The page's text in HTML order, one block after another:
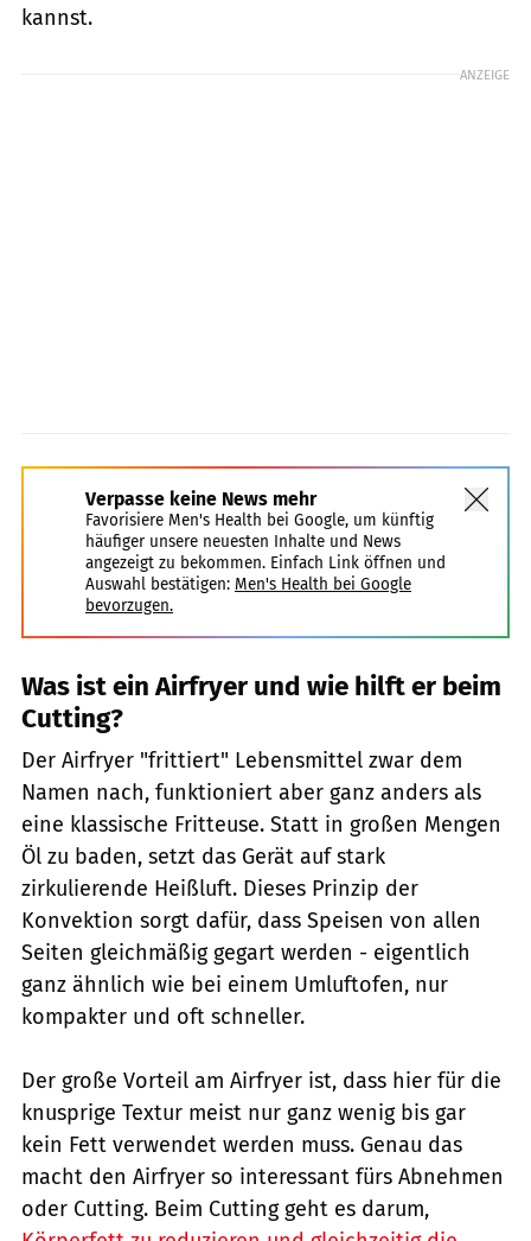
kannst.
ANZEIGE
Verpasse keine News mehr
Favorisiere Men's Health bei Google, um künftig
häufiger unsere neuesten Inhalte und News
angezeigt zu bekommen. Einfach Link öffnen und
Auswahl bestätigen: Men's Health bei Google
bevorzugen.
Was ist ein Airfryer und wie hilft er beim
Cutting?
Der Airfryer "frittiert" Lebensmittel zwar dem
Namen nach, funktioniert aber ganz anders als
eine klassische Fritteuse. Statt in großen Mengen
Öl zu baden, setzt das Gerät auf stark
zirkulierende Heißluft. Dieses Prinzip der
Konvektion sorgt dafür, dass Speisen von allen
Seiten gleichmäßig gegart werden - eigentlich
ganz ähnlich wie bei einem Umluftofen, nur
kompakter und oft schneller.
Der große Vorteil am Airfryer ist, dass hier für die
knusprige Textur meist nur ganz wenig bis gar
kein Fett verwendet werden muss. Genau das
macht den Airfryer so interessant fürs Abnehmen
oder Cutting. Beim Cutting geht es darum,